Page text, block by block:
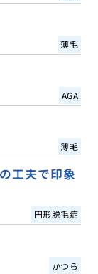
薄毛
AGA
薄毛
工夫で印象
円形脱毛症
かつら